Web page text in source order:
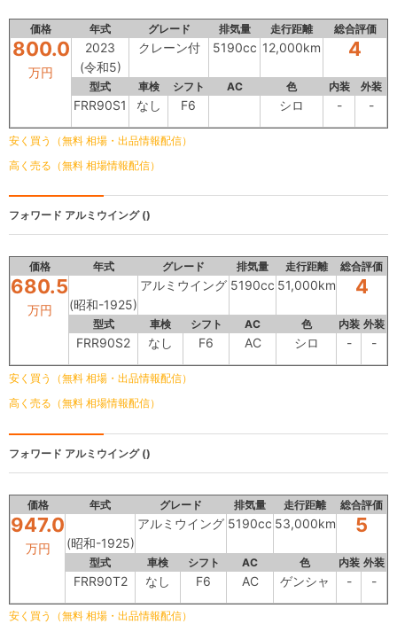
価格 年式 グレード 排気量 走行距離 総合評価
800.0
万円
2023
(令和5)
クレーン付 5190cc 12,000km 4
型式 車検 シフト AC 色 内装 外装
FRR90S1 なし F6 シロ - -
安く買う（無料 相場・出品情報配信）
高く売る（無料 相場情報配信）
フォワード アルミウイング ()
価格 年式 グレード 排気量 走行距離 総合評価
680.5
万円 (昭和-1925)
アルミウイング 5190cc 51,000km 4
型式 車検 シフト AC 色 内装 外装
FRR90S2 なし F6 AC シロ - -
安く買う（無料 相場・出品情報配信）
高く売る（無料 相場情報配信）
フォワード アルミウイング ()
価格 年式 グレード 排気量 走行距離 総合評価
947.0
万円 (昭和-1925)
アルミウイング 5190cc 53,000km 5
型式 車検 シフト AC 色 内装 外装
FRR90T2 なし F6 AC ゲンシャ - -
安く買う（無料 相場・出品情報配信）